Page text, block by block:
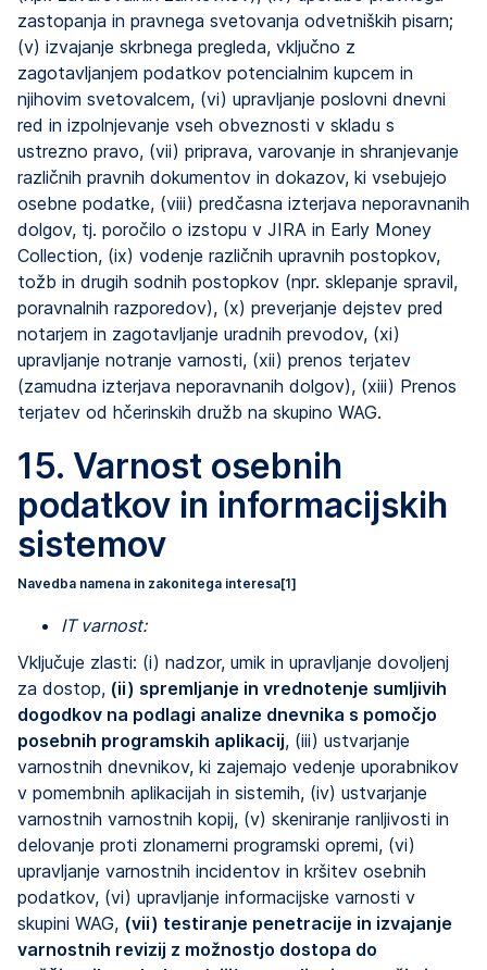
zastopanja in pravnega svetovanja odvetniških pisarn;
(v) izvajanje skrbnega pregleda, vključno z
zagotavljanjem podatkov potencialnim kupcem in
njihovim svetovalcem, (vi) upravljanje poslovni dnevni
red in izpolnjevanje vseh obveznosti v skladu s
ustrezno pravo, (vii) priprava, varovanje in shranjevanje
različnih pravnih dokumentov in dokazov, ki vsebujejo
osebne podatke, (viii) predčasna izterjava neporavnanih
dolgov, tj. poročilo o izstopu v JIRA in Early Money
Collection, (ix) vodenje različnih upravnih postopkov,
tožb in drugih sodnih postopkov (npr. sklepanje spravil,
poravnalnih razporedov), (x) preverjanje dejstev pred
notarjem in zagotavljanje uradnih prevodov, (xi)
upravljanje notranje varnosti, (xii) prenos terjatev
(zamudna izterjava neporavnanih dolgov), (xiii) Prenos
terjatev od hčerinskih družb na skupino WAG.
15. Varnost osebnih
podatkov in informacijskih
sistemov
Navedba namena in zakonitega interesa[1]
IT varnost:
Vključuje zlasti: (i) nadzor, umik in upravljanje dovoljenj
za dostop, (ii) spremljanje in vrednotenje sumljivih
dogodkov na podlagi analize dnevnika s pomočjo
posebnih programskih aplikacij, (iii) ustvarjanje
varnostnih dnevnikov, ki zajemajo vedenje uporabnikov
v pomembnih aplikacijah in sistemih, (iv) ustvarjanje
varnostnih varnostnih kopij, (v) skeniranje ranljivosti in
delovanje proti zlonamerni programski opremi, (vi)
upravljanje varnostnih incidentov in kršitev osebnih
podatkov, (vi) upravljanje informacijske varnosti v
skupini WAG, (vii) testiranje penetracije in izvajanje
varnostnih revizij z možnostjo dostopa do